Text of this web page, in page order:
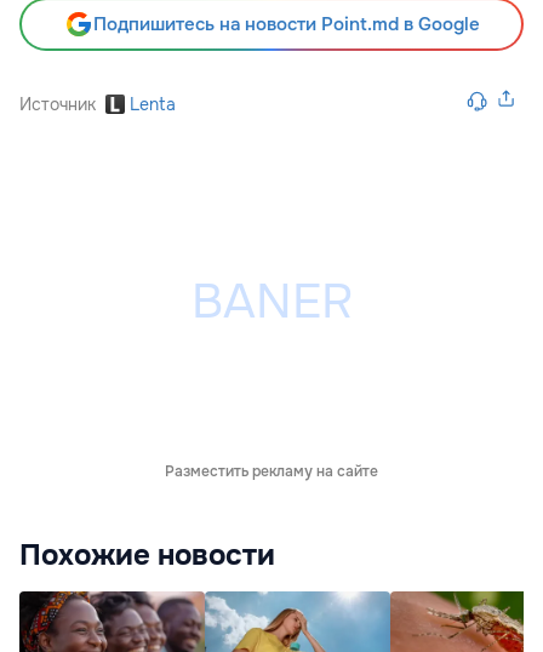
Подпишитесь на новости Point.md в Google
Источник Lenta
Разместить рекламу на сайте
Похожие новости